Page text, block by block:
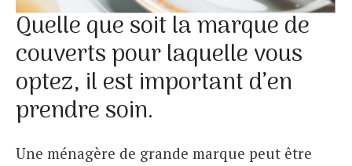
Quelle que soit la marque de
couverts pour laquelle vous
optez, il est important d’en
prendre soin.
Une ménagère de grande marque peut être